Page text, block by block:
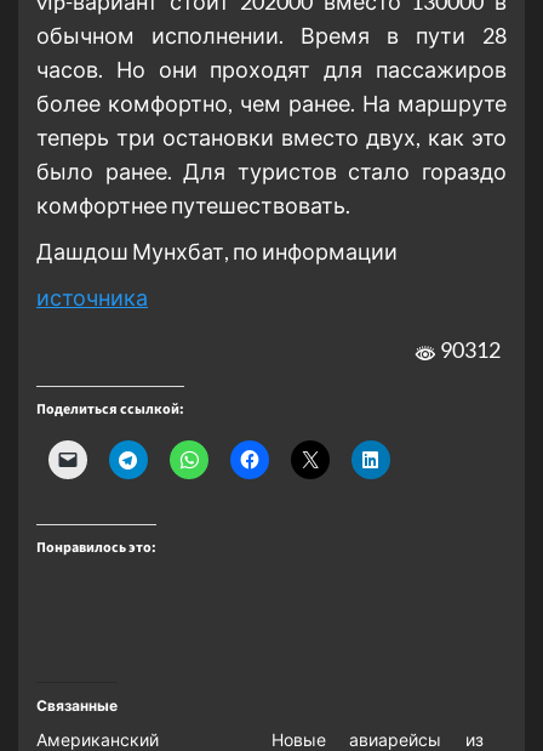
обычном исполнении. Время в пути 28
часов. Но они проходят для пассажиров
более комфортно, чем ранее. На маршруте
теперь три остановки вместо двух, как это
было ранее. Для туристов стало гораздо
комфортнее путешествовать.
Дашдош Мунхбат, по информации
источника
90312
Поделиться ссылкой:
Понравилось это:
Связанные
Американский
Новые авиарейсы из